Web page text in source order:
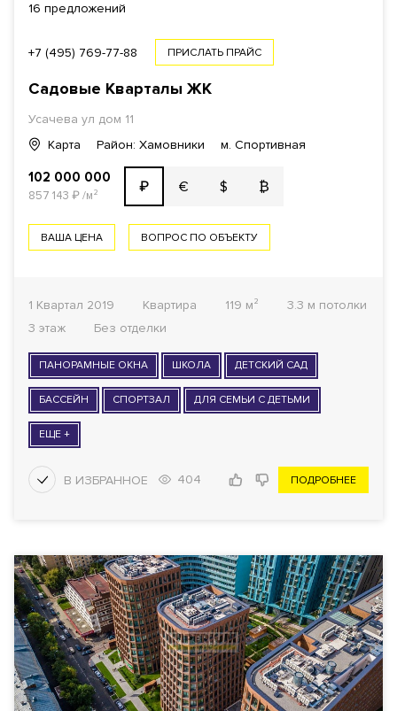
16 предложений
+7 (495) 769-77-88 ПРИСЛАТЬ ПРАЙС
Садовые Кварталы ЖК
Усачева ул дом 11
Карта
Район: Хамовники м. Спортивная
102 000 000
857 143 ₽/м² ₽ € $ ₿
ВАША ЦЕНА ВОПРОС ПО ОБЪЕКТУ
1 Квартал 2019 Квартира 119 м²
3.3 м потолки
3 этаж
Без отделки
ПАНОРАМНЫЕ ОКНА ШКОЛА ДЕТСКИЙ САД
БАССЕЙН СПОРТЗАЛ ДЛЯ СЕМЬИ С ДЕТЬМИ
ЕЩЕ +
404 ПОДРОБНЕЕ